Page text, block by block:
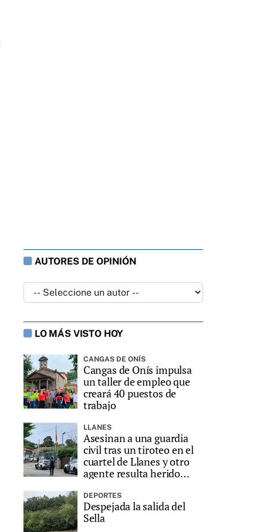
AUTORES DE OPINIÓN
LO MÁS VISTO HOY
CANGAS DE ONÍS
Cangas de Onís impulsa
un taller de empleo que
creará 40 puestos de
trabajo
LLANES
Asesinan a una guardia
civil tras un tiroteo en el
cuartel de Llanes y otro
agente resulta herido
DEPORTES
Despejada la salida del
Sella